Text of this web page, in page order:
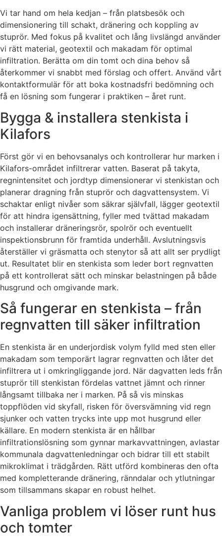
Vi tar hand om hela kedjan – från platsbesök och
dimensionering till schakt, dränering och koppling av
stuprör. Med fokus på kvalitet och lång livslängd använder
vi rätt material, geotextil och makadam för optimal
infiltration. Berätta om din tomt och dina behov så
återkommer vi snabbt med förslag och offert. Använd vårt
kontaktformulär för att boka kostnadsfri bedömning och
få en lösning som fungerar i praktiken – året runt.
Bygga & installera stenkista i
Kilafors
Först gör vi en behovsanalys och kontrollerar hur marken i
Kilafors-området infiltrerar vatten. Baserat på takyta,
regnintensitet och jordtyp dimensionerar vi stenkistan och
planerar dragning från stuprör och dagvattensystem. Vi
schaktar enligt nivåer som säkrar självfall, lägger geotextil
för att hindra igensättning, fyller med tvättad makadam
och installerar dräneringsrör, spolrör och eventuellt
inspektionsbrunn för framtida underhåll. Avslutningsvis
återställer vi gräsmatta och stenytor så att allt ser prydligt
ut. Resultatet blir en stenkista som leder bort regnvatten
på ett kontrollerat sätt och minskar belastningen på både
husgrund och omgivande mark.
Så fungerar en stenkista – från
regnvatten till säker infiltration
En stenkista är en underjordisk volym fylld med sten eller
makadam som temporärt lagrar regnvatten och låter det
infiltrera ut i omkringliggande jord. När dagvatten leds från
stuprör till stenkistan fördelas vattnet jämnt och rinner
långsamt tillbaka ner i marken. På så vis minskas
toppflöden vid skyfall, risken för översvämning vid regn
sjunker och vatten trycks inte upp mot husgrund eller
källare. En modern stenkista är en hållbar
infiltrationslösning som gynnar markavvattningen, avlastar
kommunala dagvattenledningar och bidrar till ett stabilt
mikroklimat i trädgården. Rätt utförd kombineras den ofta
med kompletterande dränering, ränndalar och ytlutningar
som tillsammans skapar en robust helhet.
Vanliga problem vi löser runt hus
och tomter